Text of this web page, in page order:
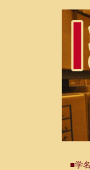
■学名